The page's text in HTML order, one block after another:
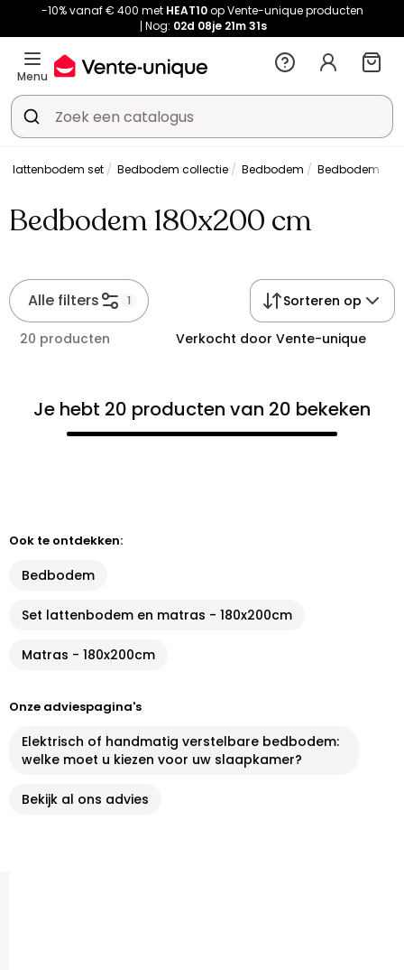
-10% vanaf € 400 met HEAT10op Vente-unique producten
Nog: 02d 08je 21m31s
Menu
lattenbodem set Bedbodem collectie Bedbodem Bedbodem
Bedbodem 180x200 cm
Alle filters 1 Sorteren op
20 producten Verkocht door Vente-unique
Je hebt 20 producten van 20 bekeken
Ook te ontdekken:
Bedbodem
Set lattenbodem en matras - 180x200cm
Matras - 180x200cm
Onze adviespagina's
Elektrisch of handmatig verstelbare bedbodem:
welke moet u kiezen voor uw slaapkamer?
Bekijk al ons advies